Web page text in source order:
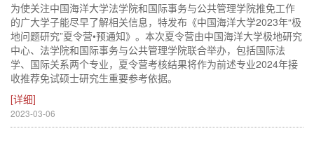
为使关注中国海洋大学法学院和国际事务与公共管理学院推免工作
的广大学子能尽早了解相关信息，特发布《中国海洋大学2023年“极
地问题研究”夏令营•预通知》。本次夏令营由中国海洋大学极地研究
中心、法学院和国际事务与公共管理学院联合举办，包括国际法
学、国际关系两个专业，夏令营考核结果将作为前述专业2024年接
收推荐免试硕士研究生重要参考依据。
[详细]
2023-03-06